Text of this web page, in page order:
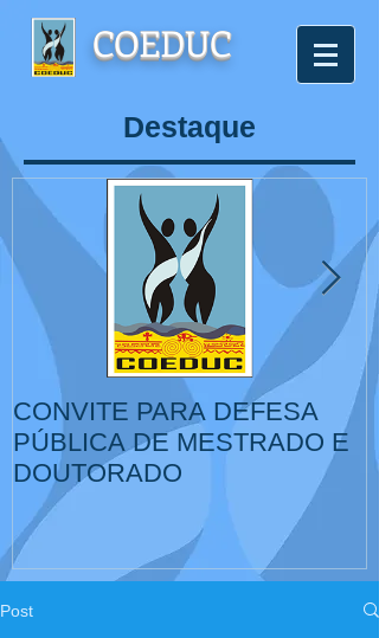
COEDUC
Destaque
CONVITE PARA DEFESA
PÚBLICA DE MESTRADO E
DOUTORADO
Post